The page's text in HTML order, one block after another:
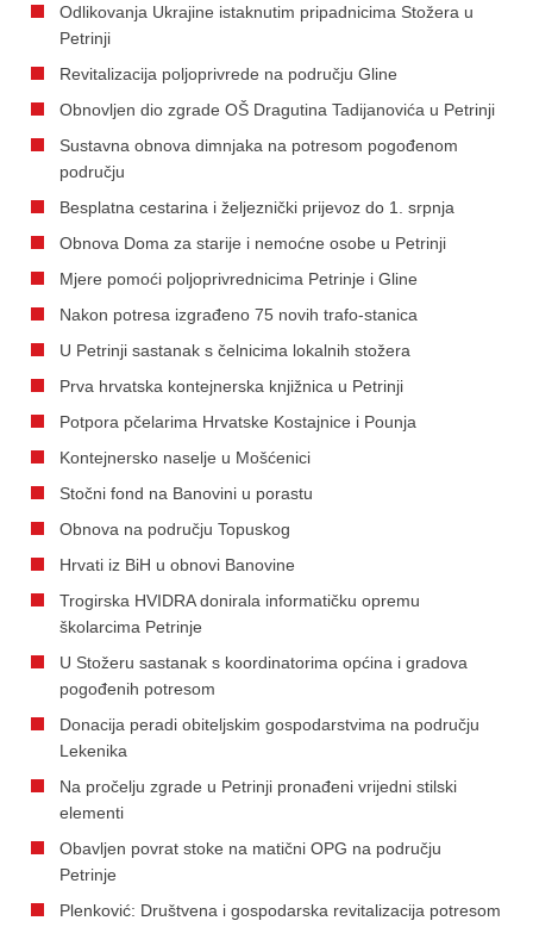
Odlikovanja Ukrajine istaknutim pripadnicima Stožera u
Petrinji
Revitalizacija poljoprivrede na području Gline
Obnovljen dio zgrade OŠ Dragutina Tadijanovića u Petrinji
Sustavna obnova dimnjaka na potresom pogođenom
području
Besplatna cestarina i željeznički prijevoz do 1. srpnja
Obnova Doma za starije i nemoćne osobe u Petrinji
Mjere pomoći poljoprivrednicima Petrinje i Gline
Nakon potresa izgrađeno 75 novih trafo-stanica
U Petrinji sastanak s čelnicima lokalnih stožera
Prva hrvatska kontejnerska knjižnica u Petrinji
Potpora pčelarima Hrvatske Kostajnice i Pounja
Kontejnersko naselje u Mošćenici
Stočni fond na Banovini u porastu
Obnova na području Topuskog
Hrvati iz BiH u obnovi Banovine
Trogirska HVIDRA donirala informatičku opremu
školarcima Petrinje
U Stožeru sastanak s koordinatorima općina i gradova
pogođenih potresom
Donacija peradi obiteljskim gospodarstvima na području
Lekenika
Na pročelju zgrade u Petrinji pronađeni vrijedni stilski
elementi
Obavljen povrat stoke na matični OPG na području
Petrinje
Plenković: Društvena i gospodarska revitalizacija potresom